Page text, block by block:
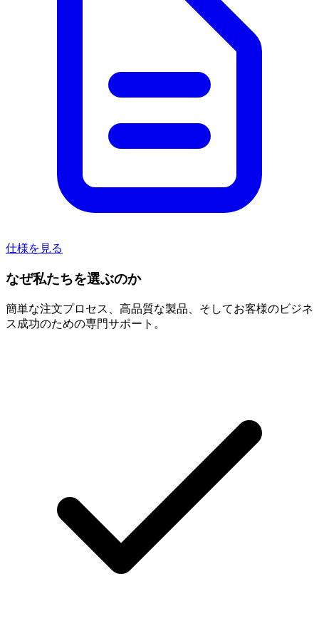
仕様を見る
なぜ私たちを選ぶのか
簡単な注文プロセス、高品質な製品、そしてお客様のビジネ
ス成功のための専門サポート。